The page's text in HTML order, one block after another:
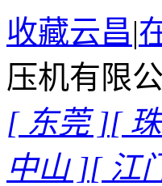
收藏云昌|
压机有限
[ 东莞 ][
中山 ][ 江